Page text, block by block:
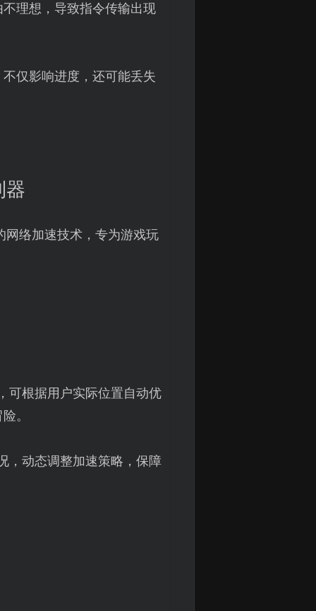
理想，导致指令传输出现
仅影响进度，还可能丢失
器
网络加速技术，专为游戏玩
可根据用户实际位置自动优
。
，动态调整加速策略，保障